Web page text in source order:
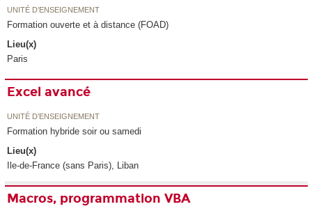
UNITÉ D’ENSEIGNEMENT
Formation ouverte et à distance (FOAD)
Lieu(x)
Paris
Excel avancé
UNITÉ D’ENSEIGNEMENT
Formation hybride soir ou samedi
Lieu(x)
Ile-de-France (sans Paris), Liban
Macros, programmation VBA